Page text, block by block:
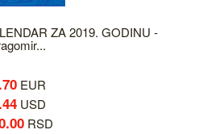
ZA 2019. GODINU -
EUR
USD
RSD